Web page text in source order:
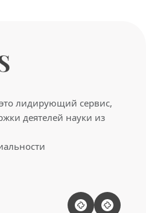
лидирующий сервис,
деятелей науки из